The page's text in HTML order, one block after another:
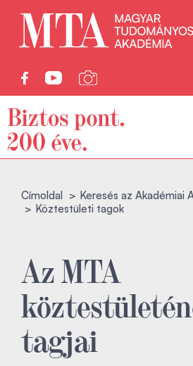
Címoldal
Keresés az Akadémiai
Köztestületi tagok
Az MTA
tagjai